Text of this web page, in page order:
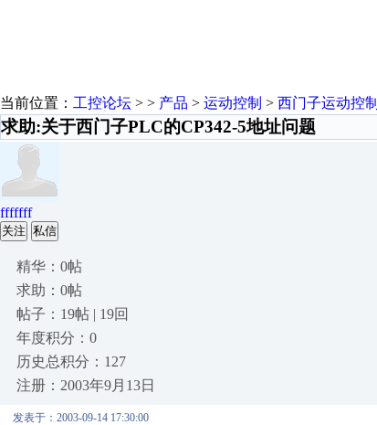
当前位置： 工控论坛 > > 产品 > 运动控制 > 西门子运动控制
求助:关于西门子PLC的CP342-5地址问题
fffffff
关注 私信
精华：0帖
求助：0帖
帖子：19帖 | 19回
年度积分：0
历史总积分：127
注册：2003年9月13日
发表于：2003-09-14 17:30:00